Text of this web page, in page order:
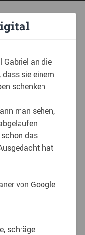
Gabriel an die
sie einem
schenken
man sehen,
das
hat
von Google
schräge